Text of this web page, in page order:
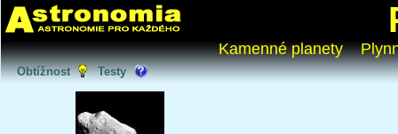
Kamenné planety
Obtížnost Testy